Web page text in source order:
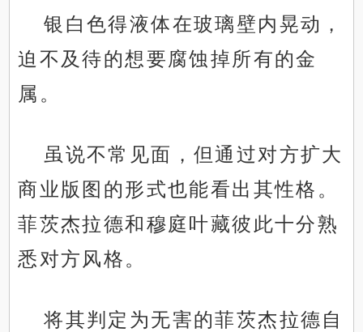
银白色得液体在玻璃壁内晃动，
迫不及待的想要腐蚀掉所有的金
属。
虽说不常见面，但通过对方扩大
商业版图的形式也能看出其性格。
菲茨杰拉德和穆庭叶藏彼此十分熟
悉对方风格。
将其判定为无害的菲茨杰拉德自